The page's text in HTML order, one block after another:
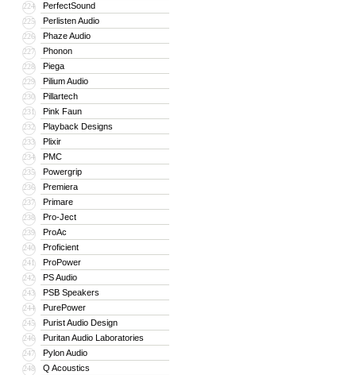
224 PerfectSound
225 Perlisten Audio
226 Phaze Audio
227 Phonon
228 Piega
229 Pilium Audio
230 Pillartech
231 Pink Faun
232 Playback Designs
233 Plixir
234 PMC
235 Powergrip
236 Premiera
237 Primare
238 Pro-Ject
239 ProAc
240 Proficient
241 ProPower
242 PS Audio
243 PSB Speakers
244 PurePower
245 Purist Audio Design
246 Puritan Audio Laboratories
247 Pylon Audio
248 Q Acoustics